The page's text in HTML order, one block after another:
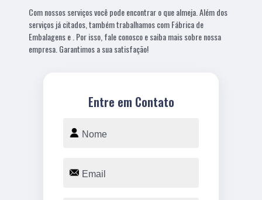
Com nossos serviços você pode encontrar o que almeja. Além dos
serviços já citados, também trabalhamos com Fábrica de
Embalagens e . Por isso, fale conosco e saiba mais sobre nossa
empresa. Garantimos a sua satisfação!
Entre em Contato